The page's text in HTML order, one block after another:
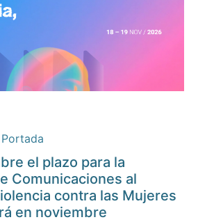
Portada
el plazo para la
Comunicaciones al
contra las Mujeres
en noviembre